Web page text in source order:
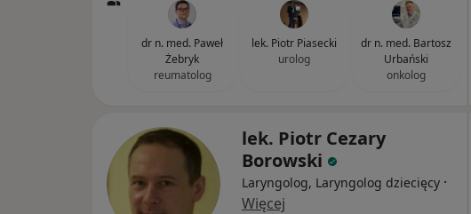
dr n. med. Paweł
Żebryk
reumatolog
lek. Piotr Piasecki
urolog
dr n. med. Bartosz
Urbański
onkolog
lek. Piotr Cezary
Borowski
Laryngolog, Laryngolog dziecięcy ·
Więcej